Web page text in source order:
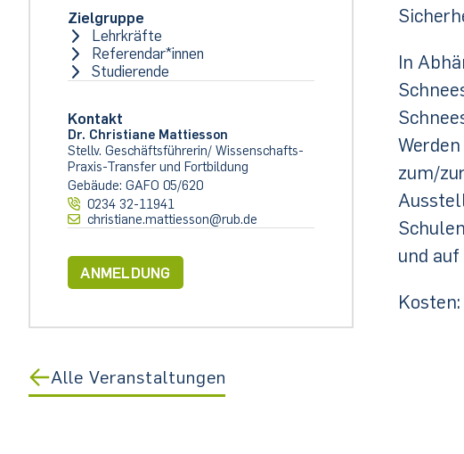
In
zum/
und
Zielgruppe
Lehrkräfte
Referendar*innen
Studierende
Kontakt
Dr. Christiane Mattiesson
Stellv. Geschäftsführerin/ Wissenschafts-
Praxis-Transfer und Fortbildung
Gebäude: GAFO 05/620
0234 32-11941
christiane.mattiesson@rub.de
ANMELDUNG
Alle Veranstaltungen